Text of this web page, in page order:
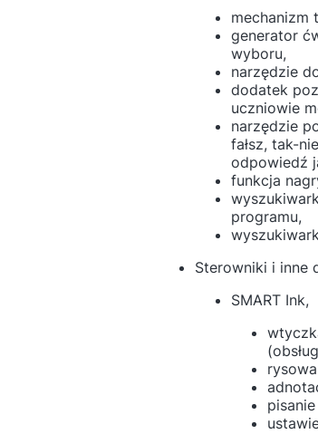
mechanizm
generator
wyboru,
narzędzie
dodatek
uczniowie
narzędzie
fałsz, tak-
odpowiedź
funkcja
programu,
Sterowniki i inne
SMART Ink,